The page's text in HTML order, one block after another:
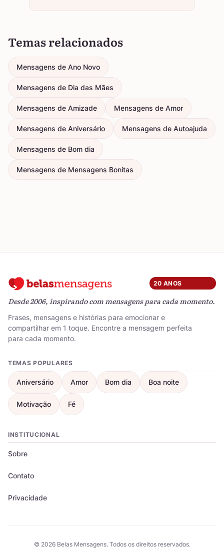
Temas relacionados
Mensagens de Ano Novo
Mensagens de Dia das Mães
Mensagens de Amizade Mensagens de Amor
Mensagens de Aniversário Mensagens de Autoajuda
Mensagens de Bom dia
Mensagens de Mensagens Bonitas
20 ANOS
Desde 2006, inspirando com mensagens para cada momento.
Frases, mensagens e histórias para emocionar e
compartilhar em 1 toque. Encontre a mensagem perfeita
para cada momento.
TEMAS POPULARES
Aniversário Amor Bom dia Boa noite
Motivação Fé
INSTITUCIONAL
Sobre
Contato
Privacidade
© 2026 Belas Mensagens. Todos os direitos reservados.